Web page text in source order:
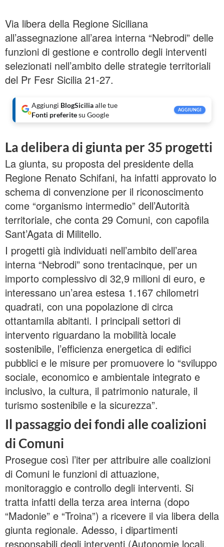
Via libera della Regione Siciliana
all’assegnazione all’area interna “Nebrodi” delle
funzioni di gestione e controllo degli interventi
selezionati nell’ambito delle strategie territoriali
del Pr Fesr Sicilia 21-27.
Aggiungi BlogSiciliaalle tue
Fonti preferitesu Google
AGGIUNGI
La delibera di giunta per 35 progetti
La giunta, su proposta del presidente della
Regione Renato Schifani, ha infatti approvato lo
schema di convenzione per il riconoscimento
come “organismo intermedio” dell’Autorità
territoriale, che conta 29 Comuni, con capofila
Sant’Agata di Militello.
I progetti già individuati nell’ambito dell’area
interna “Nebrodi” sono trentacinque, per un
importo complessivo di 32,9 milioni di euro, e
interessano un’area estesa 1.167 chilometri
quadrati, con una popolazione di circa
ottantamila abitanti. I principali settori di
intervento riguardano la mobilità locale
sostenibile, l’efficienza energetica di edifici
pubblici e le misure per promuovere lo “sviluppo
sociale, economico e ambientale integrato e
inclusivo, la cultura, il patrimonio naturale, il
turismo sostenibile e la sicurezza”.
Il passaggio dei fondi alle coalizioni
di Comuni
Prosegue così l’iter per attribuire alle coalizioni
di Comuni le funzioni di attuazione,
monitoraggio e controllo degli interventi. Si
tratta infatti della terza area interna (dopo
“Madonie” e “Troina”) a ricevere il via libera della
giunta regionale. Adesso, i dipartimenti
responsabili degli interventi (Autonomie locali,